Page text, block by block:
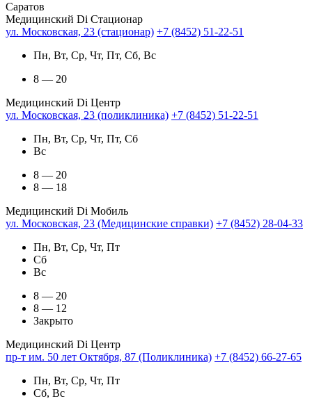
Саратов
Медицинский Di Стационар
ул. Московская, 23 (стационар) +7 (8452) 51-22-51
Пн, Вт, Ср, Чт, Пт, Сб, Вс
8 — 20
Медицинский Di Центр
ул. Московская, 23 (поликлиника) +7 (8452) 51-22-51
Пн, Вт, Ср, Чт, Пт, Сб
Вс
8 — 20
8 — 18
Медицинский Di Мобиль
ул. Московская, 23 (Медицинские справки) +7 (8452) 28-04-33
Пн, Вт, Ср, Чт, Пт
Сб
Вс
8 — 20
8 — 12
Закрыто
Медицинский Di Центр
пр-т им. 50 лет Октября, 87 (Поликлиника) +7 (8452) 66-27-65
Пн, Вт, Ср, Чт, Пт
Сб, Вс